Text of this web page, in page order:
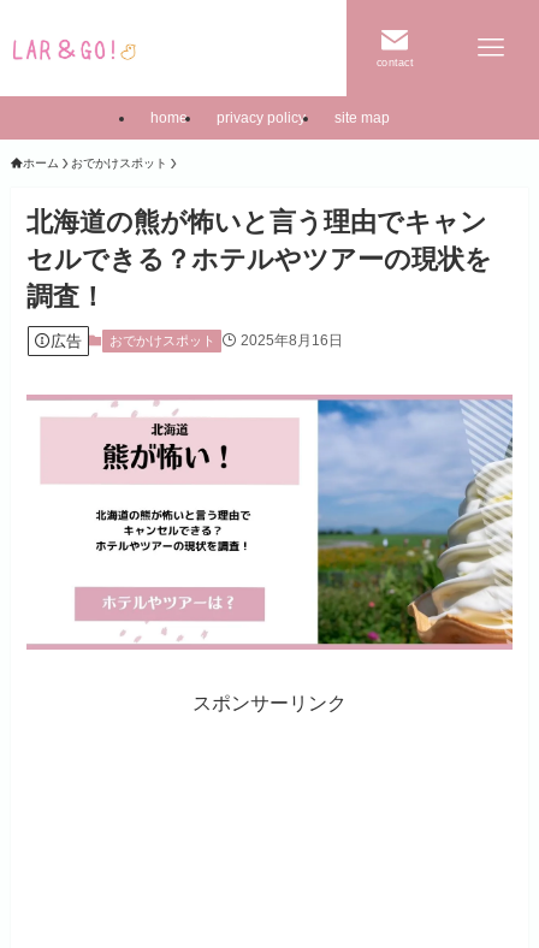
contact
home privacy policy site map
ホーム おでかけスポット
北海道の熊が怖いと言う理由でキャン
セルできる？ホテルやツアーの現状を
調査！
広告 おでかけスポット 2025年8月16日
スポンサーリンク